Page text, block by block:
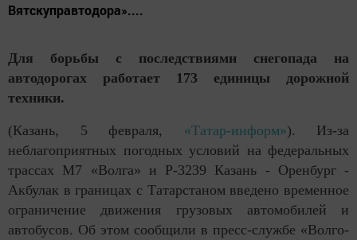
Вятскуправтодора»....
Для борьбы с последствиями снегопада на
автодорогах работает 173 единицы дорожной
техники.
(Казань, 5 февраля, «Татар-информ»). Из-за
неблагоприятных погодных условий на федеральных
трассах М7 «Волга» и Р-3239 Казань - Оренбург -
Акбулак в границах с Татарстаном введено временное
ограничение движения грузовых автомобилей и
автобусов. Об этом сообщили в пресс-службе «Волго-